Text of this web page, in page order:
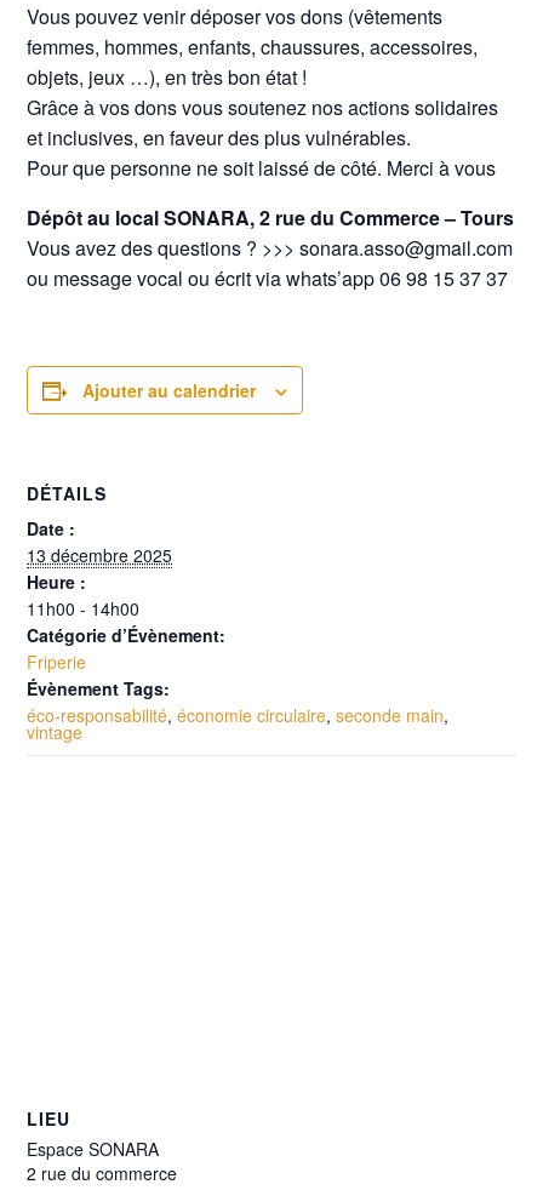
Vous pouvez venir déposer vos dons (vêtements
femmes, hommes, enfants, chaussures, accessoires,
objets, jeux …), en très bon état !
Grâce à vos dons vous soutenez nos actions solidaires
et inclusives, en faveur des plus vulnérables.
Pour que personne ne soit laissé de côté. Merci à vous
Dépôt au local SONARA, 2 rue du Commerce – Tours
Vous avez des questions ? >>> sonara.asso@gmail.com
ou message vocal ou écrit via whats’app 06 98 15 37 37
Ajouter au calendrier
DÉTAILS
Date :
13 décembre 2025
Heure :
11h00 - 14h00
Catégorie d’Évènement:
Friperie
Évènement Tags:
éco-responsabilité,économie circulaire,seconde main,
vintage
LIEU
Espace SONARA
2 rue du commerce